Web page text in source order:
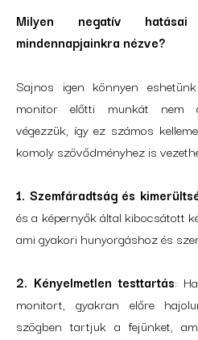
Milyen negatív
mindennapjainkra nézve?
Sajnos igen könnyen
monitor előtti munkát nem
végezzük, így ez számos
komoly szövődményhez is
1. Szemfáradtság és
és a képernyők által kibocsátott
ami gyakori hunyorgáshoz és
2. Kényelmetlen testtartás:
monitort, gyakran előre
szögben tartjuk a fejünket,